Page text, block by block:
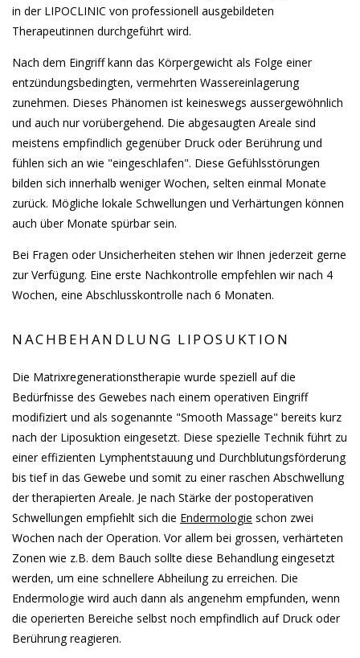
in der LIPOCLINIC von professionell ausgebildeten
Therapeutinnen durchgeführt wird.
Nach dem Eingriff kann das Körpergewicht als Folge einer
entzündungsbedingten, vermehrten Wassereinlagerung
zunehmen. Dieses Phänomen ist keineswegs aussergewöhnlich
und auch nur vorübergehend. Die abgesaugten Areale sind
meistens empfindlich gegenüber Druck oder Berührung und
fühlen sich an wie "eingeschlafen". Diese Gefühlsstörungen
bilden sich innerhalb weniger Wochen, selten einmal Monate
zurück. Mögliche lokale Schwellungen und Verhärtungen können
auch über Monate spürbar sein.
Bei Fragen oder Unsicherheiten stehen wir Ihnen jederzeit gerne
zur Verfügung. Eine erste Nachkontrolle empfehlen wir nach 4
Wochen, eine Abschlusskontrolle nach 6 Monaten.
NACHBEHANDLUNG LIPOSUKTION
Die Matrixregenerationstherapie wurde speziell auf die
Bedürfnisse des Gewebes nach einem operativen Eingriff
modifiziert und als sogenannte "Smooth Massage" bereits kurz
nach der Liposuktion eingesetzt. Diese spezielle Technik führt zu
einer effizienten Lymphentstauung und Durchblutungsförderung
bis tief in das Gewebe und somit zu einer raschen Abschwellung
der therapierten Areale. Je nach Stärke der postoperativen
Schwellungen empfiehlt sich die Endermologie schon zwei
Wochen nach der Operation. Vor allem bei grossen, verhärteten
Zonen wie z.B. dem Bauch sollte diese Behandlung eingesetzt
werden, um eine schnellere Abheilung zu erreichen. Die
Endermologie wird auch dann als angenehm empfunden, wenn
die operierten Bereiche selbst noch empfindlich auf Druck oder
Berührung reagieren.